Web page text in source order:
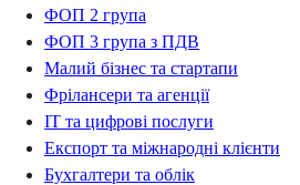
ФОП 2 група
ФОП 3 група з ПДВ
Малий бізнес та стартапи
Фрілансери та агенції
IT та цифрові послуги
Експорт та міжнародні клієнти
Бухгалтери та облік